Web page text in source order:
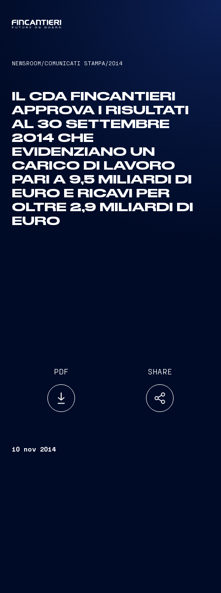
NEWSROOM /COMUNICATI STAMPA/2014
IL CDA FINCANTIERI
APPROVA I RISULTATI
AL 30 SETTEMBRE
2014 CHE
EVIDENZIANO UN
CARICO DI LAVORO
PARI A 9,5 MILIARDI DI
EURO E RICAVI PER
OLTRE 2,9 MILIARDI DI
EURO
PDF SHARE
10 nov 2014